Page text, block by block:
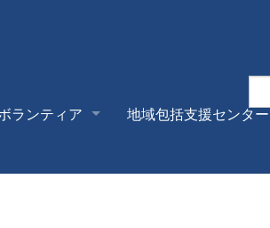
ランティア 地域包括支援センター